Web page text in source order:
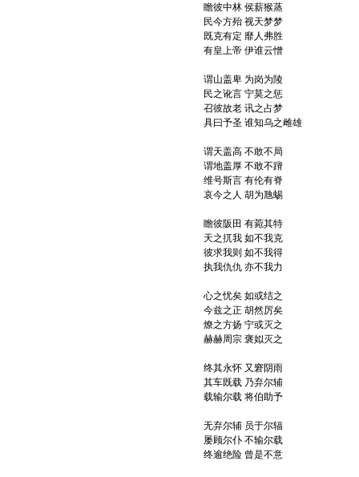
瞻彼中林 侯薪猴蒸
民今方殆 视天梦梦
既克有定 靡人弗胜
有皇上帝 伊谁云憎
谓山盖卑 为岗为陵
民之讹言 宁莫之惩
召彼故老 讯之占梦
具曰予圣 谁知乌之雌雄
谓天盖高 不敢不局
谓地盖厚 不敢不蹐
维号斯言 有伦有脊
哀今之人 胡为虺蜴
瞻彼阪田 有菀其特
天之扤我 如不我克
彼求我则 如不我得
执我仇仇 亦不我力
心之忧矣 如或结之
今兹之正 胡然厉矣
燎之方扬 宁或灭之
赫赫周宗 褒姒灭之
终其永怀 又窘阴雨
其车既载 乃弃尔辅
载输尔载 将伯助予
无弃尔辅 员于尔辐
屡顾尔仆 不输尔载
终逾绝险 曾是不意